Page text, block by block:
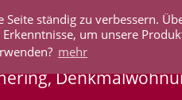
ständig zu verbessern.
um unsere
mehr
IMMOBILIEN